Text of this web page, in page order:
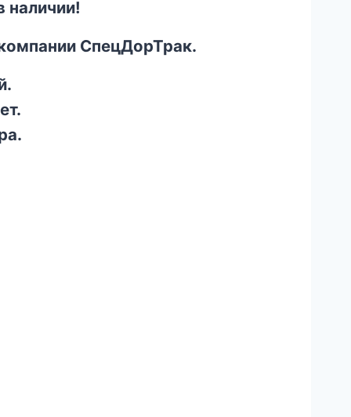
наличии!
СпецДорТрак.